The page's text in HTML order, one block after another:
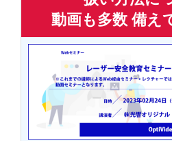
動画も多数 備え